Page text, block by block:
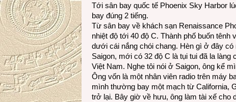
Tới sân bay quốc tế Phoenix Sky Harbor
bay đúng 2 tiếng.
Từ sân bay về khách sạn Renaissance
nhiệt độ tới 40 độ C. Thành phố buốn
dưới cái nắng chói chang. Hèn gì ở đây
Saigon, mới có 32 độ C là tụi tui đã la làng
Việt Nam. Nghe tôi nói ở Saigon, ông kể
Ông vốn là một nhân viên radio trên máy
mình thường bay một mạch từ California,
trở lại. Bây giờ về hưu, ông làm tài xế cho